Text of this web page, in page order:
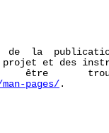
de  la
et des
être
pages/.